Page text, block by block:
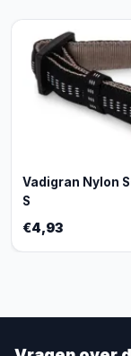
Vadigran Nylon
S
€4,93